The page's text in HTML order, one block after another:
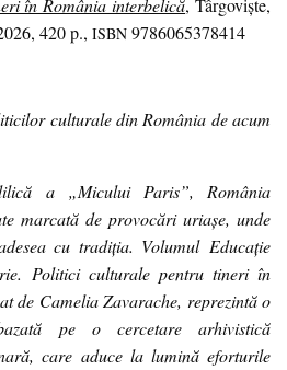
în România interbelică, Târgoviște,
420 p., ISBN 9786065378414
culturale din România de acum
a „Micului Paris”, România
marcată de provocări uriașe, unde
cu tradiția. Volumul Educație
Politici culturale pentru tineri în
de Camelia Zavarache, reprezintă o
pe o cercetare arhivistică
care aduce la lumină eforturile